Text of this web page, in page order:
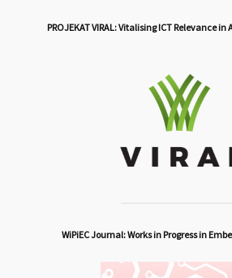
PROJEKAT VIRAL: Vitalising ICT Relevance
WiPiEC Journal: Works in Progress in